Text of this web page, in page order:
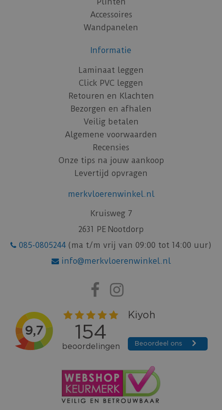
Accessoires
Wandpanelen
Informatie
Laminaat leggen
Click PVC leggen
Retouren en Klachten
Bezorgen en afhalen
Veilig betalen
Algemene voorwaarden
Recensies
Onze tips na jouw aankoop
Levertijd opvragen
merkvloerenwinkel.nl
Kruisweg 7
2631 PE Nootdorp
085-0805244 (ma t/m vrij van 09:00 tot 14:00 uur)
info@merkvloerenwinkel.nl